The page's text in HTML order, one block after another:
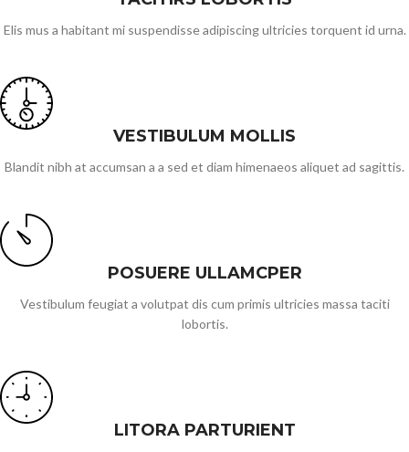
Elis mus a habitant mi suspendisse adipiscing ultricies torquent id urna.
VESTIBULUM MOLLIS
Blandit nibh at accumsan a a sed et diam himenaeos aliquet ad sagittis.
POSUERE ULLAMCPER
Vestibulum feugiat a volutpat dis cum primis ultricies massa taciti
lobortis.
LITORA PARTURIENT